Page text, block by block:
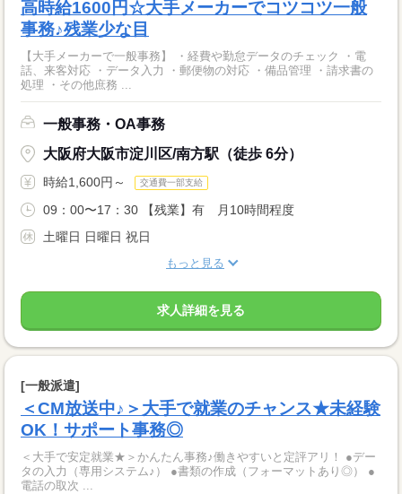
高時給1600円☆大手メーカーでコツコツ一般
事務♪残業少な目
【大手メーカーで一般事務】 ・経費や勤怠データのチェック ・電
話、来客対応 ・データ入力 ・郵便物の対応 ・備品管理 ・請求書の
処理 ・その他庶務 ...
一般事務・OA事務
大阪府大阪市淀川区/南方駅（徒歩 6分）
時給1,600円～ 交通費一部支給
09：00〜17：30 【残業】有 月10時間程度
土曜日 日曜日 祝日
もっと見る
求人詳細を見る
[一般派遣]
＜CM放送中♪＞大手で就業のチャンス★未経験
OK！サポート事務◎
＜大手で安定就業★＞かんたん事務♪働きやすいと定評アリ！ ●デー
タの入力（専用システム♪） ●書類の作成（フォーマットあり◎） ●
電話の取次 ...